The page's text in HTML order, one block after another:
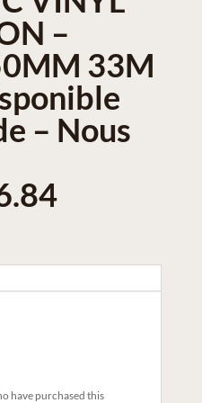
–
33M
– Nous
have purchased this